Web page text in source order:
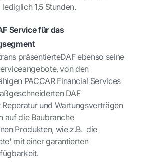
1,5 Stunden.
Service für das
präsentierteDAF ebenso seine
von den
PACCAR Financial Services
DAF
und Wartungsverträgen
auf die Baubranche
Produkten, wie z.B. die
mit einer garantierten